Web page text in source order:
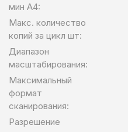
мин A4:
Макс. количество
копий за цикл шт:
Диапазон
масштабирования:
Максимальный
формат
сканирования:
Разрешение